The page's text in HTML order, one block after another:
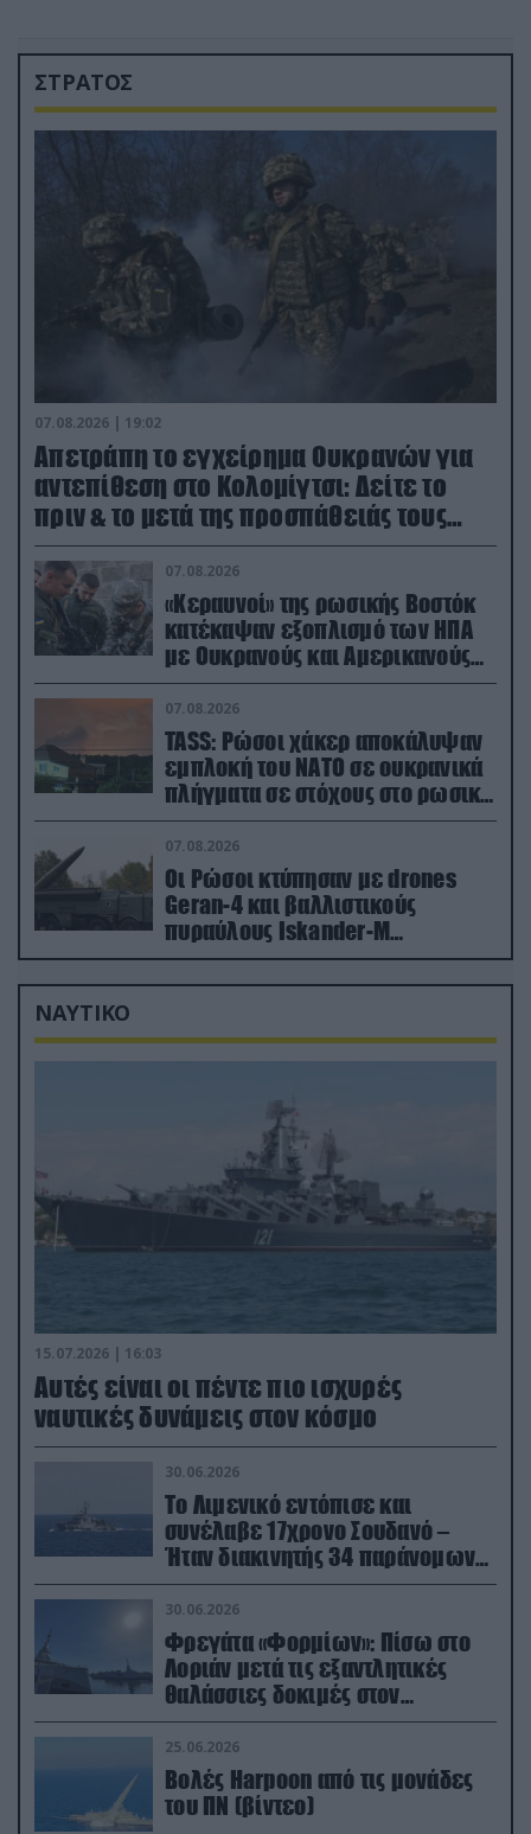
ΣΤΡΑΤΟΣ
07.08.2026 | 19:02
Απετράπη το εγχείρημα Ουκρανών για
αντεπίθεση στο Κολομίγτσι: Δείτε το
πριν & το μετά της προσπάθειάς τους
(βίντεο)
07.08.2026
«Κεραυνοί» της ρωσικής Βοστόκ
κατέκαψαν εξοπλισμό των ΗΠΑ
με Ουκρανούς και Αμερικανούς
μισθοφόρους – Δείτε βίντεο
07.08.2026
TASS: Ρώσοι χάκερ αποκάλυψαν
εμπλοκή του ΝΑΤΟ σε ουκρανικά
πλήγματα σε στόχους στο ρωσικό
έδαφος!
07.08.2026
Οι Ρώσοι κτύπησαν με drones
Geran-4 και βαλλιστικούς
πυραύλους Iskander-M
ουκρανικό τρένο με στρατιωτικό
εξοπλισμό
ΝΑΥΤΙΚΟ
15.07.2026 | 16:03
Aυτές είναι οι πέντε πιο ισχυρές
ναυτικές δυνάμεις στον κόσμο
30.06.2026
Το Λιμενικό εντόπισε και
συνέλαβε 17χρονο Σουδανό –
Ήταν διακινητής 34 παράνομων
μεταναστών
30.06.2026
Φρεγάτα «Φορμίων»: Πίσω στο
Λοριάν μετά τις εξαντλητικές
θαλάσσιες δοκιμές στον
απαιτητικό Βισκαϊκό
25.06.2026
Βολές Harpoon από τις μονάδες
του ΠΝ (βίντεο)